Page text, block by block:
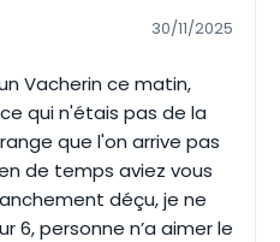
30/11/2025
Vacherin ce matin,
qui n'étais pas de la
que l'on arrive pas
de temps aviez vous
déçu, je ne
6, personne n’a aimer le